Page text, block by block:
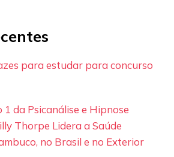
para estudar para concurso
1 da Psicanálise e Hipnose
Thorpe Lidera a Saúde
no Brasil e no Exterior